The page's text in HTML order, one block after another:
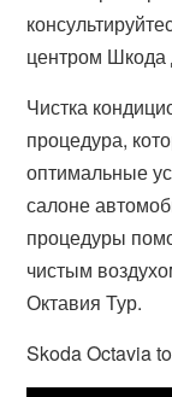
центром Шкода
Чистка
процедура,
оптимальные
салоне
процедуры
чистым
Октавия Тур.
Skoda Octavia